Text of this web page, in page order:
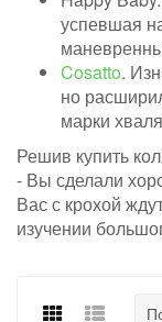
успевшая
Cosatto.
но
марки
Решив купить
- Вы сделали
Вас с крохой
изучении